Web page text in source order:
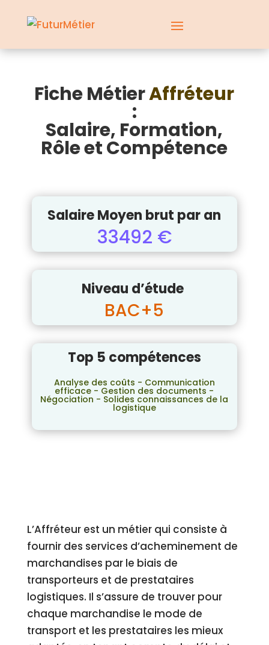
Fiche MétierAffréteur
:
Salaire, Formation,
Rôle et Compétence
Salaire Moyen brut par an
33492 €
Niveau d’étude
BAC+5
Top 5 compétences
Analyse des coûts - Communication
efficace - Gestion des documents -
Négociation - Solides connaissances de la
logistique
L’Affréteur est un métier qui consiste à
fournir des services d’acheminement de
marchandises par le biais de
transporteurs et de prestataires
logistiques. Il s’assure de trouver pour
chaque marchandise le mode de
transport et les prestataires les mieux